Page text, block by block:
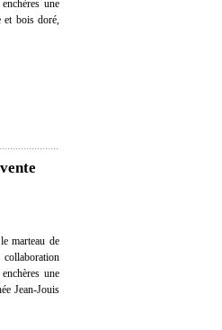
une
et bois doré,
marteau de
une
Jean-Jouis